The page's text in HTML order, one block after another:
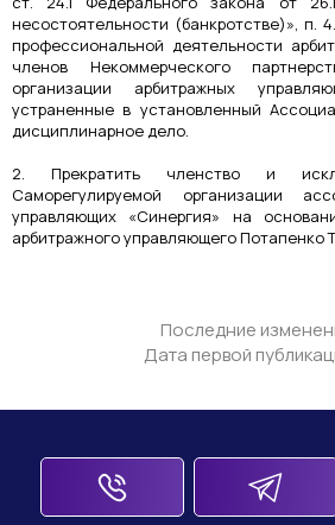
несостоятельности (банкротстве)», п.
профессиональной деятельности
членов Некоммерческого
организации арбитражных
устраненные в установленный
дисциплинарное дело.
2. Прекратить членство и
Саморегулируемой организации
управляющих «Синергия» на
арбитражного управляющего Потапенко
Последние
Дата первой